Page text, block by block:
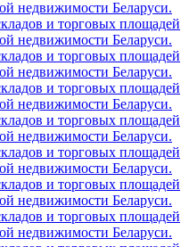
недвижимости Беларуси.
и торговых площадей
недвижимости Беларуси.
и торговых площадей
недвижимости Беларуси.
и торговых площадей
недвижимости Беларуси.
и торговых площадей
недвижимости Беларуси.
и торговых площадей
недвижимости Беларуси.
и торговых площадей
недвижимости Беларуси.
и торговых площадей
недвижимости Беларуси.